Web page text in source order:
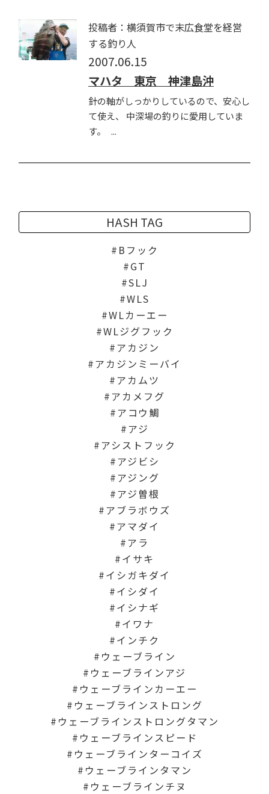
投稿者：横須賀市で末広食堂を経営
する釣り人
2007.06.15
マハタ 東京 神津島沖
針の軸がしっかりしているので、安心し
て使え、 中深場の釣りに愛用していま
す。 ...
HASH TAG
Bフック
GT
SLJ
WLS
WLカーエー
WLジグフック
アカジン
アカジンミーバイ
アカムツ
アカメフグ
アコウ鯛
アジ
アシストフック
アジビシ
アジング
アジ曽根
アブラボウズ
アマダイ
アラ
イサキ
イシガキダイ
イシダイ
イシナギ
イワナ
インチク
ウェーブライン
ウェーブラインアジ
ウェーブラインカーエー
ウェーブラインストロング
ウェーブラインストロングタマン
ウェーブラインスピード
ウェーブラインターコイズ
ウェーブラインタマン
ウェーブラインチヌ